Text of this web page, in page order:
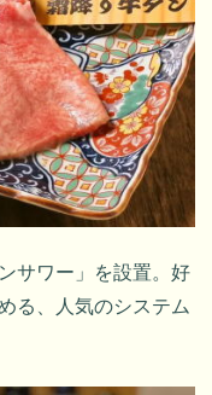
サワー」を設置。好
る、人気のシステム